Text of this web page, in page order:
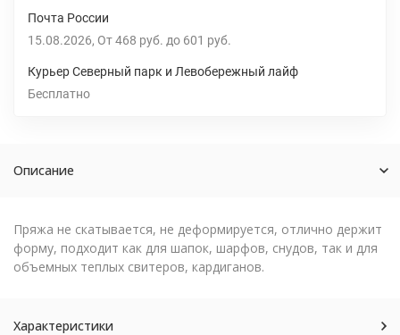
Почта России
15.08.2026 От 468 руб. до 601 руб.
Курьер Северный парк и Левобережный лайф
Бесплатно
Описание
Пряжа не скатывается, не деформируется, отлично держит
форму, подходит как для шапок, шарфов, снудов, так и для
объемных теплых свитеров, кардиганов.
Характеристики